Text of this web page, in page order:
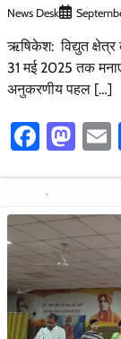
News Desk
ऋषिकेश: विद्युत क्षेत्र
31 मई 2025 तक
अनुकरणीय पहल […]